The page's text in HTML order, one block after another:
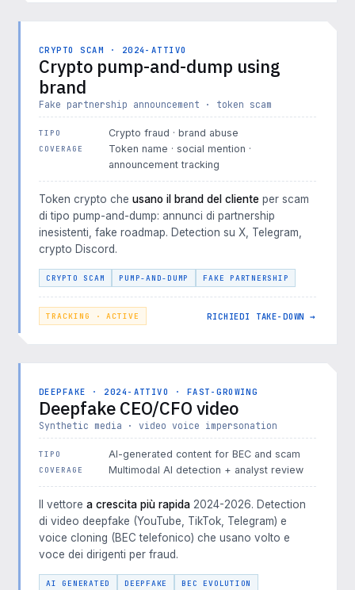
CRYPTO SCAM · 2024-ATTIVO
Crypto pump-and-dump using
brand
Fake partnership announcement · token scam
TIPO Crypto fraud · brand abuse
COVERAGE
Token name · social mention ·
announcement tracking
Token crypto che usano il brand del cliente per scam
di tipo pump-and-dump: annunci di partnership
inesistenti, fake roadmap. Detection su X, Telegram,
crypto Discord.
CRYPTO SCAM PUMP-AND-DUMP FAKE PARTNERSHIP
TRACKING · ACTIVE RICHIEDI TAKE-DOWN →
DEEPFAKE · 2024-ATTIVO · FAST-GROWING
Deepfake CEO/CFO video
Synthetic media · video voice impersonation
TIPO AI-generated content for BEC and scam
COVERAGE Multimodal AI detection + analyst review
Il vettore a crescita più rapida 2024-2026. Detection
di video deepfake (YouTube, TikTok, Telegram) e
voice cloning (BEC telefonico) che usano volto e
voce dei dirigenti per fraud.
AI GENERATED DEEPFAKE
BEC EVOLUTION